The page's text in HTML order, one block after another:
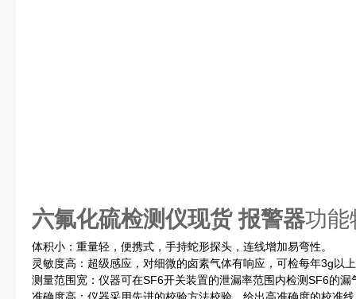
六氟化硫检测仪现货 报警器功能
体积小：重量轻，便携式，手持蛇形探头，连线增加易弯性。
灵敏度高：超级感应，对细微的卤素气体有响应，可检每年3g以
测量范围宽：仪器可在SF6开关装置的泄漏率范围内检测SF6的漏